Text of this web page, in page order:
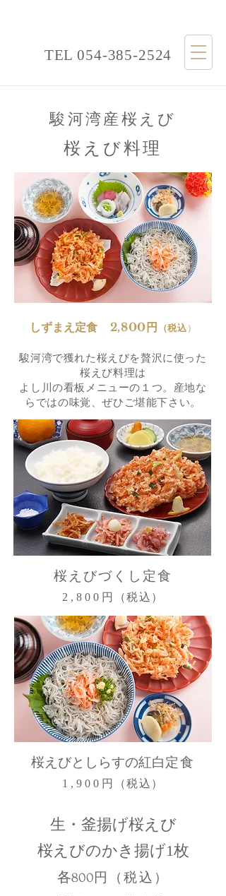
TEL054-385-2524
​駿河湾産桜えび
桜えび料理
しずまえ 定食 2,800円 （税込）
駿河湾で獲れた桜えびを贅沢に使った
桜えび料理は
​よし川の看板メニューの１つ。産地な
らではの味覚、ぜひご堪能下さい。
桜えびづくし定食
2,800 円（税込）
桜えびとしらすの紅白定食
1,900 円（税込）
生・釜揚げ桜えび
桜えびのかき揚げ1枚
各800円（税込）